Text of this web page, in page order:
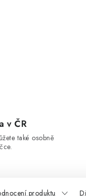
v ČR
také osobně
produktu